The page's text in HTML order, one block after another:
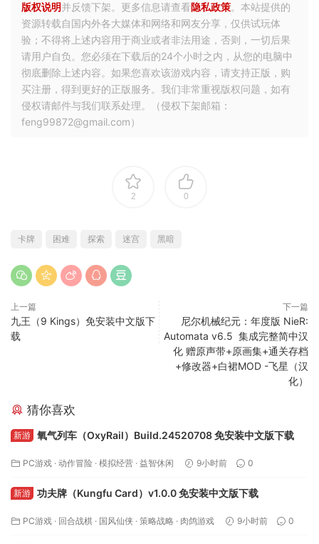
版权说明并反馈下架。更多信息请查看隐私政策。本站提供的
资源转载自国内外各大媒体和网络和网友分享，仅供试玩体
验；不得将上述内容用于商业或者非法用途，否则，一切后果
请用户自负。您必须在下载后的24个小时之内，从您的电脑中
彻底删除上述内容。如果您喜欢该游戏内容，请支持正版，购
买注册，得到更好的正版服务。我们非常重视版权问题，如有
侵权请邮件与我们联系处理。（侵权下架邮箱：
feng99872@gmail.com）
2 0
卡牌 困难 探索 迷宫 黑暗
上一篇
九王（9 Kings）免安装中文版下
载
下一篇
尼尔机械纪元：年度版 NieR:
Automata v6.5 集成完整简中汉
化 赠原声带+原画集+通关存档
+修改器+白裙MOD -飞星（汉
化）
猜你喜欢
新游 氧气列车（OxyRail）Build.24520708 免安装中文版下载
PC游戏 · 动作冒险 · 模拟经营 · 益智休闲 9小时前 0
新游 功夫牌（Kungfu Card）v1.0.0 免安装中文版下载
PC游戏 · 回合战棋 · 国风仙侠 · 策略战略 · 肉鸽游戏 9小时前 0